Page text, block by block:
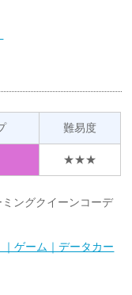
難易度
★★★
ングクイーンコーデ
ゲーム｜データカー